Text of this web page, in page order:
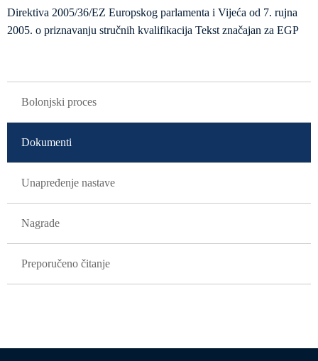
Direktiva 2005/36/EZ Europskog parlamenta i Vijeća od 7. rujna
2005. o priznavanju stručnih kvalifikacija Tekst značajan za EGP
Bolonjski proces
Dokumenti
Unapređenje nastave
Nagrade
Preporučeno čitanje